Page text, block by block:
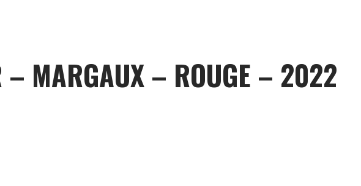
– MARGAUX – ROUGE – 2022